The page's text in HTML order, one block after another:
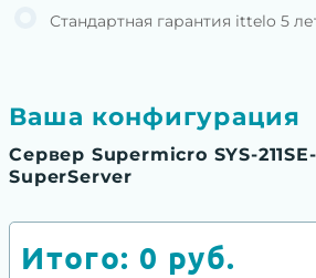
Стандартная гарантия ittelo 5
Ваша конфигурация
Сервер Supermicro SYS-
SuperServer
Итого: 0 руб.